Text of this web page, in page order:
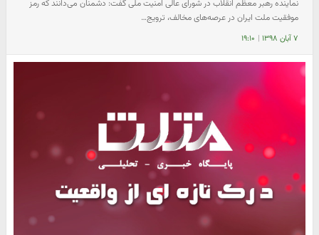
نماینده رهبر معظم انقلاب در شورای عالی امنیت ملی گفت: دشمنان می‌دانند که رمز
موفقیت ملت ایران در عرصه‌های مخالف، ترویج…
۷ آبان ۱۳۹۸ | ۱۹:۱۰